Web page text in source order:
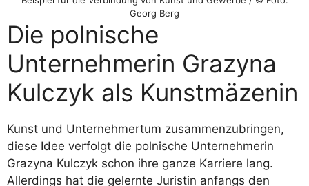
Georg Berg
Die polnische
Unternehmerin Grazyna
Kulczyk als Kunstmäzenin
Kunst und Unternehmertum zusammenzubringen,
diese Idee verfolgt die polnische Unternehmerin
Grazyna Kulczyk schon ihre ganze Karriere lang.
Allerdings hat die gelernte Juristin anfangs den